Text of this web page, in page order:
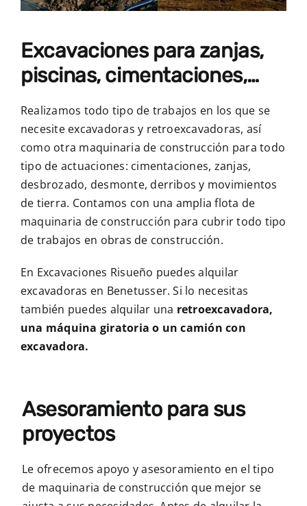
Excavaciones para zanjas,
piscinas, cimentaciones,…
Realizamos todo tipo de trabajos en los que se
necesite excavadoras y retroexcavadoras, así
como otra maquinaria de construcción para todo
tipo de actuaciones: cimentaciones, zanjas,
desbrozado, desmonte, derribos y movimientos
de tierra. Contamos con una amplia flota de
maquinaria de construcción para cubrir todo tipo
de trabajos en obras de construcción.
En Excavaciones Risueño puedes alquilar
excavadoras en Benetusser. Si lo necesitas
también puedes alquilar una retroexcavadora,
una máquina giratoria o un camión con
excavadora.
Asesoramiento para sus
proyectos
Le ofrecemos apoyo y asesoramiento en el tipo
de maquinaria de construcción que mejor se